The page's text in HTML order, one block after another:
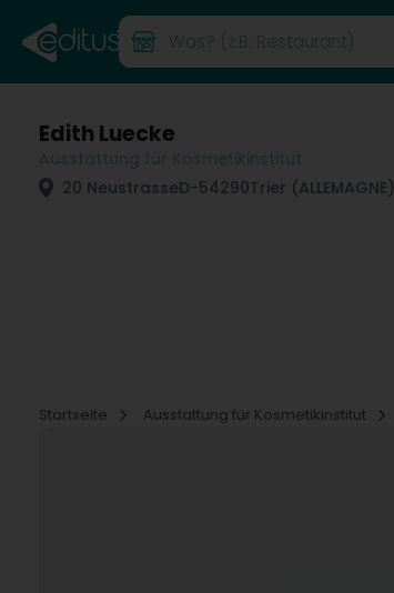
Edith Luecke
20 NeustrasseD-54290Trier (ALLEMAGNE)
Startseite
Ausstattung für Kosmetikinstitut